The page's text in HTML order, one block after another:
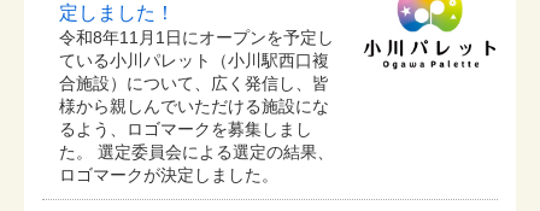
定しました！
令和8年11月1日にオープンを予定し
ている⼩川パレット（小川駅西口複
合施設）について、広く発信し、皆
様から親しんでいただける施設にな
るよう、ロゴマークを募集しまし
た。 選定委員会による選定の結果、
ロゴマークが決定しました。